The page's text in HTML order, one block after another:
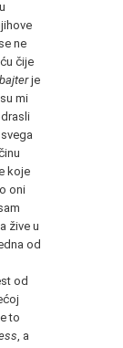
ne
čije
je
mi
koje
oni
žive u
od
od
to
, a